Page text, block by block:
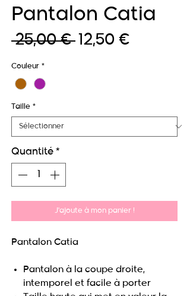
Pantalon Catia
25,00 € Prix
12,50 €Prix
Couleur *
Taille *
Quantité *
J'ajoute à mon panier !
Pantalon Catia
Pantalon à la coupe droite,
intemporel et facile à porter